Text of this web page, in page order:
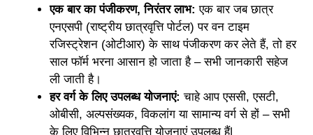
एक बार का पंजीकरण, निरंतर लाभ:एक बार जब छात्र
एनएसपी (राष्ट्रीय छात्रवृत्ति पोर्टल) पर वन टाइम
रजिस्ट्रेशन (ओटीआर) के साथ पंजीकरण कर लेते हैं, तो हर
साल फॉर्म भरना आसान हो जाता है – सभी जानकारी सहेज
ली जाती है।
हर वर्ग के लिए उपलब्ध योजनाएं:चाहे आप एससी, एसटी,
ओबीसी, अल्पसंख्यक, विकलांग या सामान्य वर्ग से हों – सभी
के लिए विभिन्न छात्रवृत्ति योजनाएं उपलब्ध हैं|